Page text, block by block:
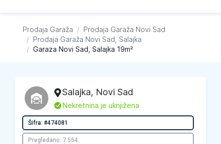
Prodaja Garaža / Prodaja Garaža Novi Sad
/ Prodaja Garaža Novi Sad, Salajka
/ Garaza Novi Sad, Salajka 19m²
Salajka, Novi Sad
L Nekretnina je uknjižena
Šifra: #474081
Pregledano: 7.554